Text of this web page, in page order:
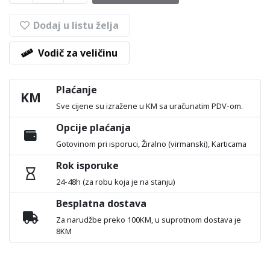
Dodaj u listu želja
Vodič za veličinu
KM Plaćanje
Sve cijene su izražene u KM sa uračunatim PDV-om.
Opcije plaćanja
Gotovinom pri isporuci, Žiralno (virmanski), Karticama
Rok isporuke
24-48h (za robu koja je na stanju)
Besplatna dostava
Za narudžbe preko 100KM, u suprotnom dostava je
8KM